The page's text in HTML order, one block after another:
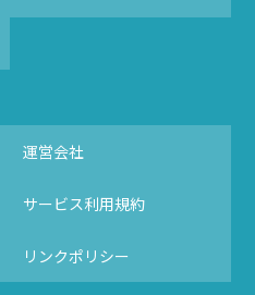
運営会社
サービス利用規約
リンクポリシー